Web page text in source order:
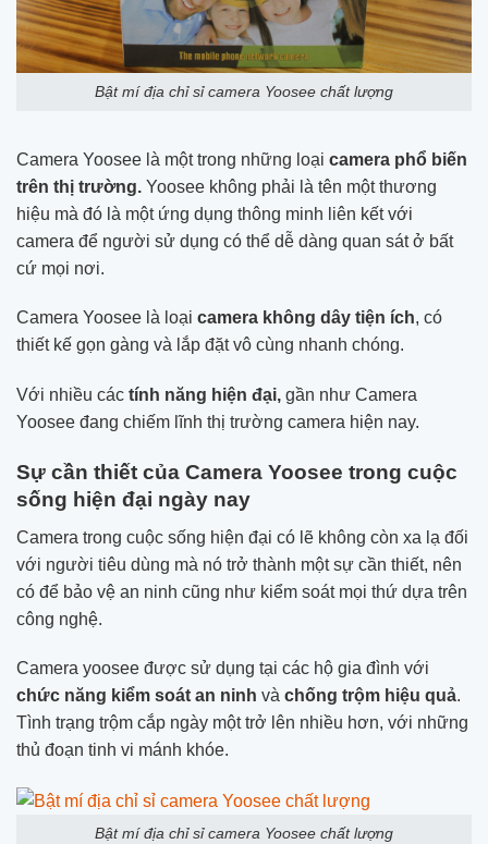
Bật mí địa chỉ sỉ camera Yoosee chất lượng
Camera Yoosee là một trong những loại camera phổ biến
trên thị trường. Yoosee không phải là tên một thương
hiệu mà đó là một ứng dụng thông minh liên kết với
camera để người sử dụng có thể dễ dàng quan sát ở bất
cứ mọi nơi.
Camera Yoosee là loại camera không dây tiện ích, có
thiết kế gọn gàng và lắp đặt vô cùng nhanh chóng.
Với nhiều các tính năng hiện đại, gần như Camera
Yoosee đang chiếm lĩnh thị trường camera hiện nay.
Sự cần thiết của Camera Yoosee trong cuộc
sống hiện đại ngày nay
Camera trong cuộc sống hiện đại có lẽ không còn xa lạ đối
với người tiêu dùng mà nó trở thành một sự cần thiết, nên
có để bảo vệ an ninh cũng như kiểm soát mọi thứ dựa trên
công nghệ.
Camera yoosee được sử dụng tại các hộ gia đình với
chức năng kiểm soát an ninh và chống trộm hiệu quả.
Tình trạng trộm cắp ngày một trở lên nhiều hơn, với những
thủ đoạn tinh vi mánh khóe.
Bật mí địa chỉ sỉ camera Yoosee chất lượng